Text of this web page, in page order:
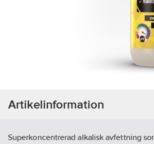
Artikelinformation
Superkoncentrerad alkalisk avfettning